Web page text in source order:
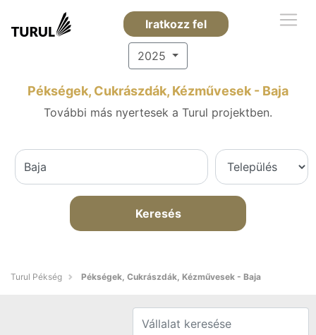
Iratkozz fel
2025
Pékségek, Cukrászdák, Kézművesek - Baja
További más nyertesek a Turul projektben.
Keresés
Turul Pékség Pékségek, Cukrászdák, Kézművesek - Baja